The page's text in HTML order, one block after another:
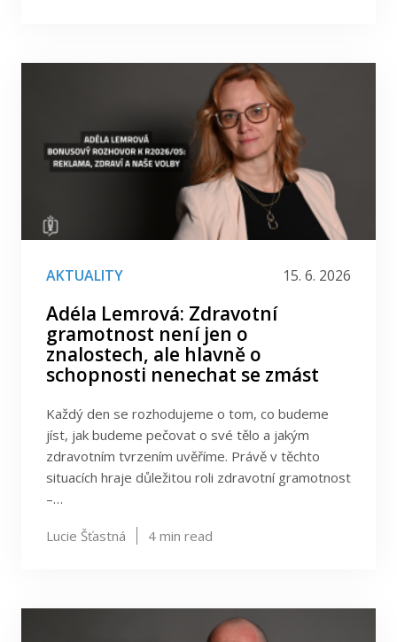
AKTUALITY 15. 6. 2026
Adéla Lemrová: Zdravotní
gramotnost není jen o
znalostech, ale hlavně o
schopnosti nenechat se zmást
Každý den se rozhodujeme o tom, co budeme
jíst, jak budeme pečovat o své tělo a jakým
zdravotním tvrzením uvěříme. Právě v těchto
situacích hraje důležitou roli zdravotní gramotnost
–…
Lucie Šťastná 4 min read